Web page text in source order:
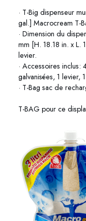
· T-Big dispenseur
gal.] Macrocream T-
· Dimension du
mm [H. 18.18 in. x L.
levier.
· Accessoires inclus:
galvanisées, 1 levier,
· T-Bag sac de
T-BAG pour ce